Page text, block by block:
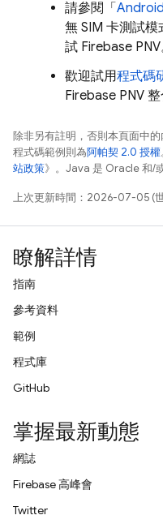
請參閱「
無 SIM 卡測試
試 Firebase PNV
歡迎試用程式碼
Firebase PNV 整
除非另有註明，否則本頁面中
程式碼範例則為阿帕契 2.0 授權
站政策》。Java 是 Oracle 和/
上次更新時間：2026-07-05 (世
瞭解詳情
指南
參考資料
範例
程式庫
GitHub
掌握最新動態
網誌
Firebase 高峰會
Twitter